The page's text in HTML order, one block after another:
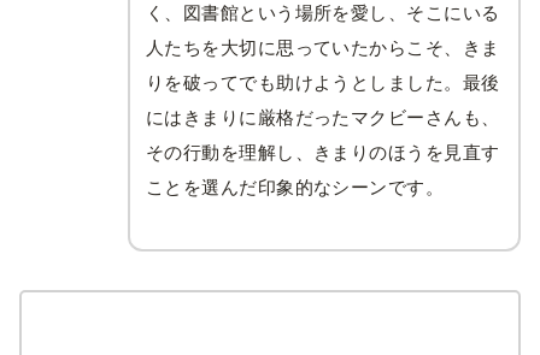
く、図書館という場所を愛し、そこにいる
人たちを大切に思っていたからこそ、きま
りを破ってでも助けようとしました。最後
にはきまりに厳格だったマクビーさんも、
その行動を理解し、きまりのほうを見直す
ことを選んだ印象的なシーンです。